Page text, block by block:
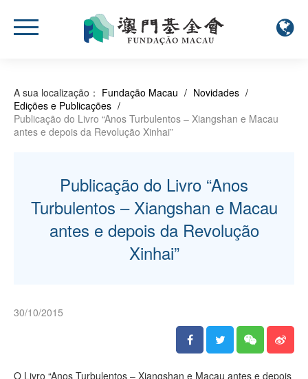
A sua localização： Fundação Macau / Novidades /
Edições e Publicações /
Publicação do Livro “Anos Turbulentos – Xiangshan e Macau
antes e depois da Revolução Xinhai”
Publicação do Livro “Anos
Turbulentos – Xiangshan e Macau
antes e depois da Revolução
Xinhai”
30/10/2015
O Livro “Anos Turbulentos – Xiangshan e Macau antes e depois